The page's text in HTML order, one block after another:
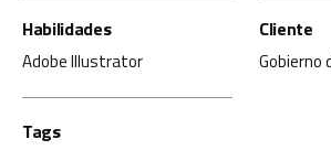
Habilidades
Adobe Illustrator
Cliente
Gobierno
Tags